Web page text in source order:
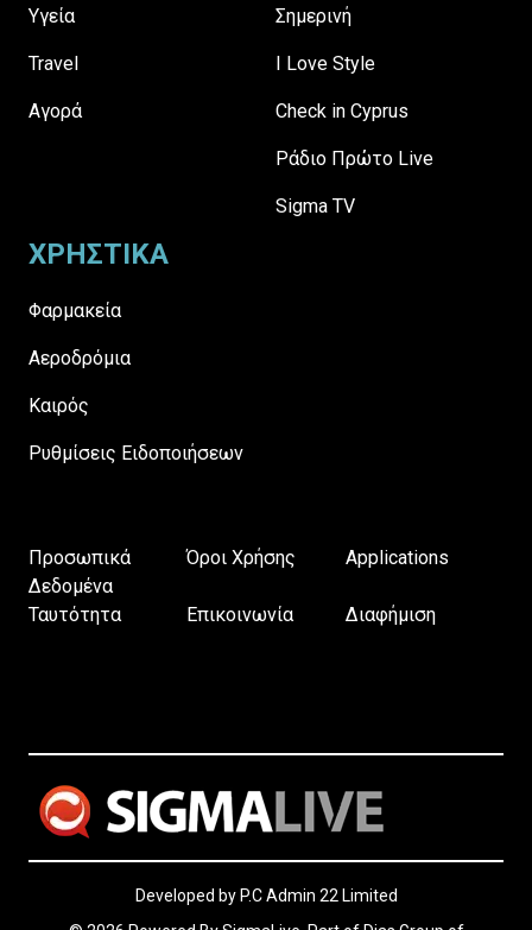
Υγεία
Travel
Αγορά
Σημερινή
I Love Style
Check in Cyprus
Ράδιο Πρώτο Live
Sigma TV
ΧΡΗΣΤΙΚΑ
Φαρμακεία
Αεροδρόμια
Καιρός
Ρυθμίσεις Ειδοποιήσεων
Προσωπικά
Δεδομένα
Όροι Χρήσης Applications
Ταυτότητα Επικοινωνία Διαφήμιση
Developed by P.C Admin 22 Limited